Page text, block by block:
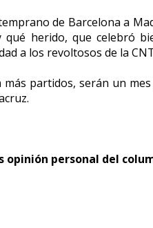
de Barcelona a
qué herido, que celebró
a los revoltosos de la
más partidos, serán un
opinión personal del